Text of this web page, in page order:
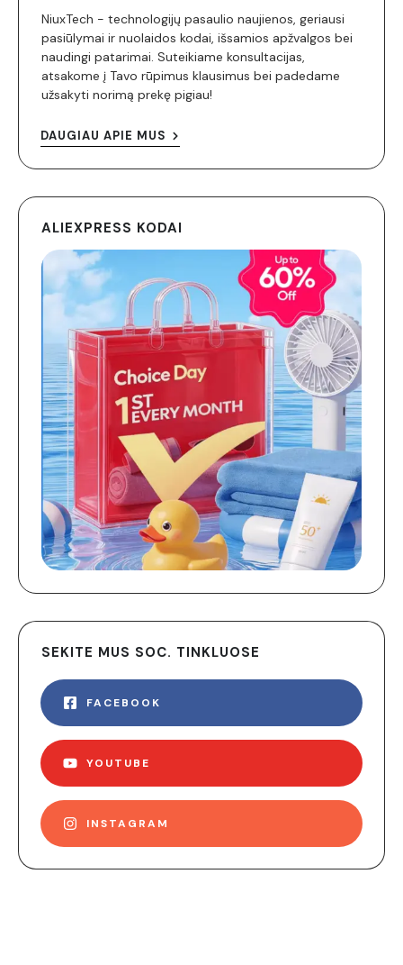
NiuxTech - technologijų pasaulio naujienos, geriausi
pasiūlymai ir nuolaidos kodai, išsamios apžvalgos bei
naudingi patarimai. Suteikiame konsultacijas,
atsakome į Tavo rūpimus klausimus bei padedame
užsakyti norimą prekę pigiau!
DAUGIAU APIE MUS
ALIEXPRESS KODAI
SEKITE MUS SOC. TINKLUOSE
FACEBOOK
YOUTUBE
INSTAGRAM